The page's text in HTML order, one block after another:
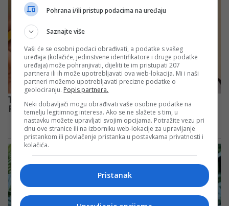
Pohrana i/ili pristup podacima na uređaju
Saznajte više
Vaši će se osobni podaci obrađivati, a podatke s vašeg
uređaja (kolačiće, jedinstvene identifikatore i druge podatke
uređaja) može pohranjivati, dijeliti te im pristupati 207
partnera ili ih može upotrebljavati ova web-lokacija. Mi i naši
partneri možemo upotrebljavati precizne podatke o
geolociranju. Popis partnera.
Neki dobavljači mogu obrađivati vaše osobne podatke na
temelju legitimnog interesa. Ako se ne slažete s tim, u
nastavku možete upravljati svojim opcijama. Potražite vezu pri
dnu ove stranice ili na izborniku web-lokacije za upravljanje
pristankom ili povlačenje pristanka u postavkama privatnosti i
kolačića.
Pristanak